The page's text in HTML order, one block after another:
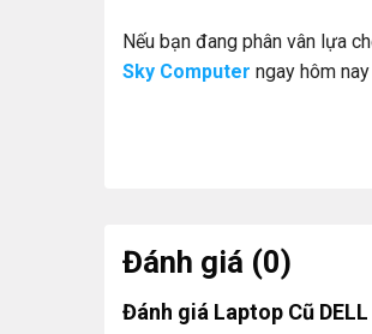
Nếu bạn đang phân vân lựa
Sky Computer ngay hôm
Đánh giá (0)
Đánh giá Laptop Cũ